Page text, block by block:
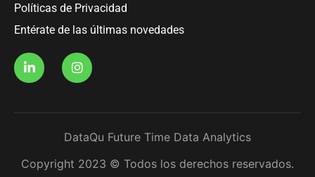
Políticas de Privacidad
Entérate de las últimas novedades
DataQu Future Time Data Analytics
Copyright 2023 © Todos los derechos reservados.